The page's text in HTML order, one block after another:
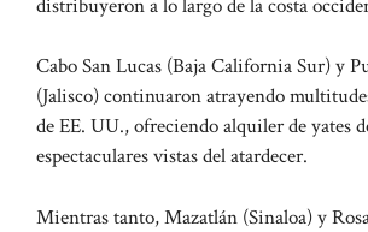
distribuyeron a lo largo de la costa
Cabo San Lucas (Baja California Sur) y
(Jalisco) continuaron atrayendo
de EE. UU., ofreciendo alquiler de yates
espectaculares vistas del atardecer.
Mientras tanto, Mazatlán (Sinaloa) y